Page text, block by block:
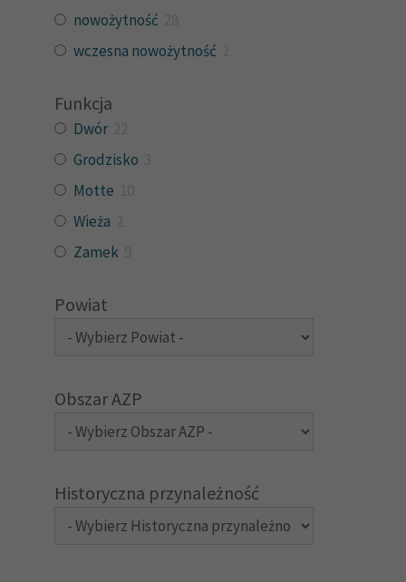
nowożytność
wczesna nowożytność
Funkcja
Dwór
Grodzisko
Motte
Wieża
Zamek
Powiat
Obszar AZP
Historyczna przynależność